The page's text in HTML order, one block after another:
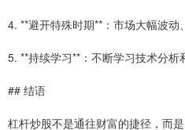
4. **避开特殊时期**：市场大幅波
5. **持续学习**：不断学习技术分析
## 结语
杠杆炒股不是通往财富的捷径，而